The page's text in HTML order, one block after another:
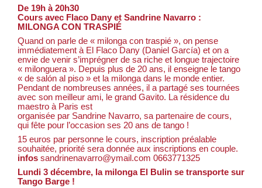
De 19h à 20h30
Cours avec Flaco Dany et Sandrine Navarro :
MILONGA CON TRASPIÉ
Quand on parle de « milonga con traspié », on pense
immédiatement à El Flaco Dany (Daniel García) et on a
envie de venir s’imprégner de sa riche et longue trajectoire
« milonguera ». Depuis plus de 20 ans, il enseigne le tango
« de salón al piso » et la milonga dans le monde entier.
Pendant de nombreuses années, il a partagé ses tournées
avec son meilleur ami, le grand Gavito. La résidence du
maestro à Paris est
organisée par Sandrine Navarro, sa partenaire de cours,
qui fête pour l’occasion ses 20 ans de tango !
15 euros par personne le cours, inscription préalable
souhaitée, priorité sera donnée aux inscriptions en couple.
infos sandrinenavarro@ymail.com 0663771325
Lundi 3 décembre, la milonga El Bulin se transporte sur
Tango Barge !